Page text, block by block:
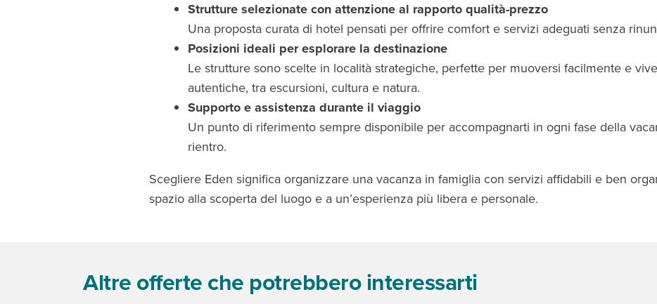
Strutture selezionate con attenzione al rapporto qualità-prezzo
Una proposta curata di hotel pensati per offrire comfort e servizi adeguati senza
Posizioni ideali per esplorare la destinazione
Le strutture sono scelte in località strategiche, perfette per muoversi facilmente e
autentiche, tra escursioni, cultura e natura.
Supporto e assistenza durante il viaggio
Un punto di riferimento sempre disponibile per accompagnarti in ogni fase della
rientro.
Scegliere Eden significa organizzare una vacanza in famiglia con servizi affidabili e ben
spazio alla scoperta del luogo e a un’esperienza più libera e personale.
Altre offerte che potrebbero interessarti